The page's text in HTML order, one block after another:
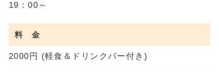
19：00～
料 金
2000円 (軽食＆ドリンクバー付き)